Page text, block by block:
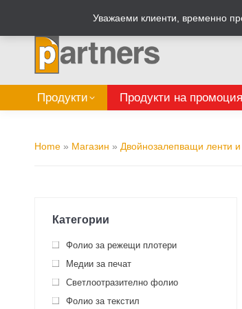
Табелен калкулатор
Продукти Продукти на промоция
Home » Магазин » Двойнозалепващи ленти
Категории
Фолио за режещи плотери
Медии за печат
Светлоотразително фолио
Фолио за текстил
Уважаеми клиенти, временно